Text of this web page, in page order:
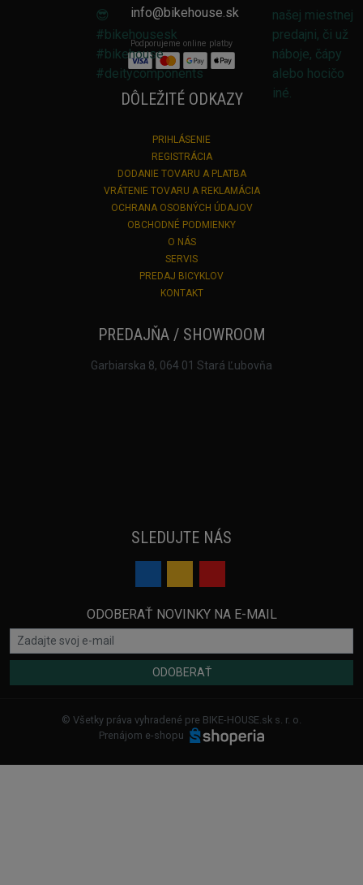
info@bikehouse.sk
Podporujeme online platby
DÔLEŽITÉ ODKAZY
PRIHLÁSENIE
REGISTRÁCIA
DODANIE TOVARU A PLATBA
VRÁTENIE TOVARU A REKLAMÁCIA
OCHRANA OSOBNÝCH ÚDAJOV
OBCHODNÉ PODMIENKY
O NÁS
SERVIS
PREDAJ BICYKLOV
KONTAKT
PREDAJŇA / SHOWROOM
Garbiarska 8, 064 01 Stará Ľubovňa
SLEDUJTE NÁS
ODOBERAŤ NOVINKY NA E-MAIL
ODOBERAŤ
© Všetky práva vyhradené pre BIKE-HOUSE.sk s. r. o.
Prenájom e-shopu